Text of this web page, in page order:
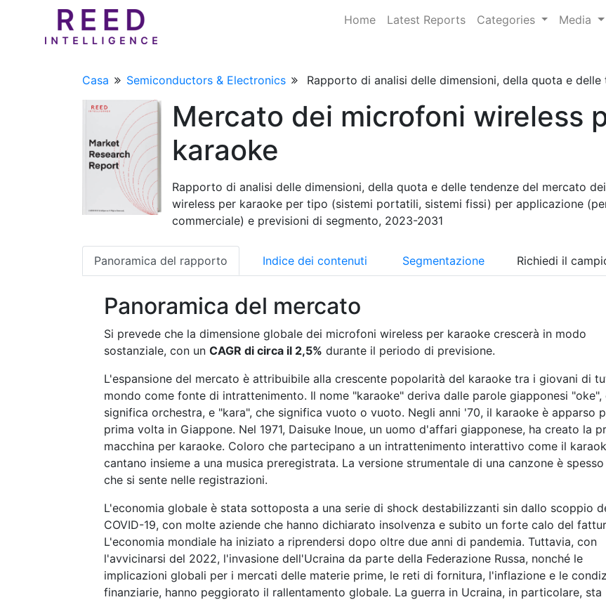
Home Latest Reports Categories Media
Casa Semiconductors & Electronics Rapporto di analisi delle dimensioni, della quota e
Mercato dei microfoni wireless
karaoke
Rapporto di analisi delle dimensioni, della quota e delle tendenze del mercato
wireless per karaoke per tipo (sistemi portatili, sistemi fissi) per applicazione
commerciale) e previsioni di segmento, 2023-2031
Panoramica del rapporto Indice dei contenuti Segmentazione Richiedi il
Panoramica del mercato
Si prevede che la dimensione globale dei microfoni wireless per karaoke crescerà in modo
sostanziale, con un CAGR di circa il 2,5% durante il periodo di previsione.
L'espansione del mercato è attribuibile alla crescente popolarità del karaoke tra i giovani di
mondo come fonte di intrattenimento. Il nome "karaoke" deriva dalle parole giapponesi "oke",
significa orchestra, e "kara", che significa vuoto o vuoto. Negli anni '70, il karaoke è apparso
prima volta in Giappone. Nel 1971, Daisuke Inoue, un uomo d'affari giapponese, ha creato la
macchina per karaoke. Coloro che partecipano a un intrattenimento interattivo come il
cantano insieme a una musica preregistrata. La versione strumentale di una canzone è
che si sente nelle registrazioni.
L'economia globale è stata sottoposta a una serie di shock destabilizzanti sin dallo scoppio
COVID-19, con molte aziende che hanno dichiarato insolvenza e subito un forte calo del
L'economia mondiale ha iniziato a riprendersi dopo oltre due anni di pandemia. Tuttavia, con
l'avvicinarsi del 2022, l'invasione dell'Ucraina da parte della Federazione Russa, nonché le
implicazioni globali per i mercati delle materie prime, le reti di fornitura, l'inflazione e le
finanziarie, hanno peggiorato il rallentamento globale. La guerra in Ucraina, in particolare, sta